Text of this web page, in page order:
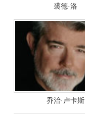
裘德·洛
乔治·卢卡斯